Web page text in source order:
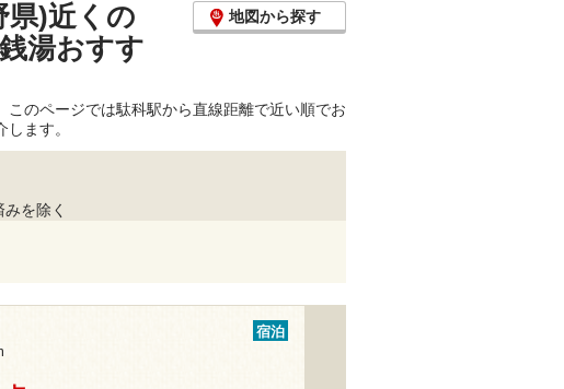
県)近くの
湯おすす
地図から探す
のページでは駄科駅から直線距離で近い順でお
ます。
みを除く
宿泊